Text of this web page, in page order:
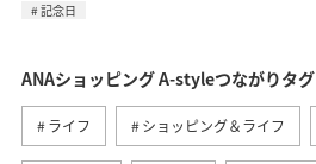
記念日
ANAショッピング A-styleつながりタグ
ライフ ショッピング＆ライフ